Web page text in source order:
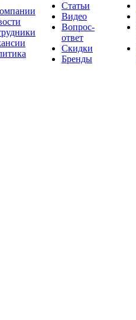
Статьи
Видео
Вопрос-
ответ
Скидки
Бренды